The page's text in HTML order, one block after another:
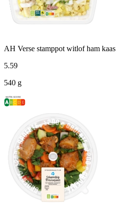
AH Verse stamppot witlof ham kaas
5.59
540 g